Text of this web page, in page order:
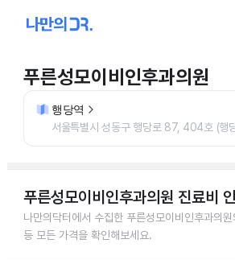
푸른성모이비인후과의원
행당역
서울특별시 성동구 행당로 87, 404호 (행
푸른성모이비인후과의원 진료비
나만의닥터에서 수집한 푸른성모이비인후과의원
등 모든 가격을 확인해보세요.